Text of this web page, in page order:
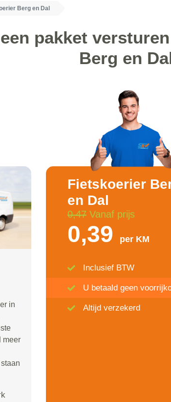
Berg en Dal
pakket
Berg en
in
meer
Fietskoerier
en Dal
0,47 Vanaf prijs
0,39 per KM
Inclusief BTW
U betaald geen
Altijd verzekerd